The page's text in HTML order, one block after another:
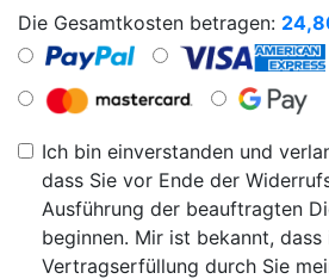
Die Gesamtkosten betragen:
Ich bin einverstanden und
dass Sie vor Ende der
Ausführung der beauftragten
beginnen. Mir ist bekannt,
Vertragserfüllung durch Sie